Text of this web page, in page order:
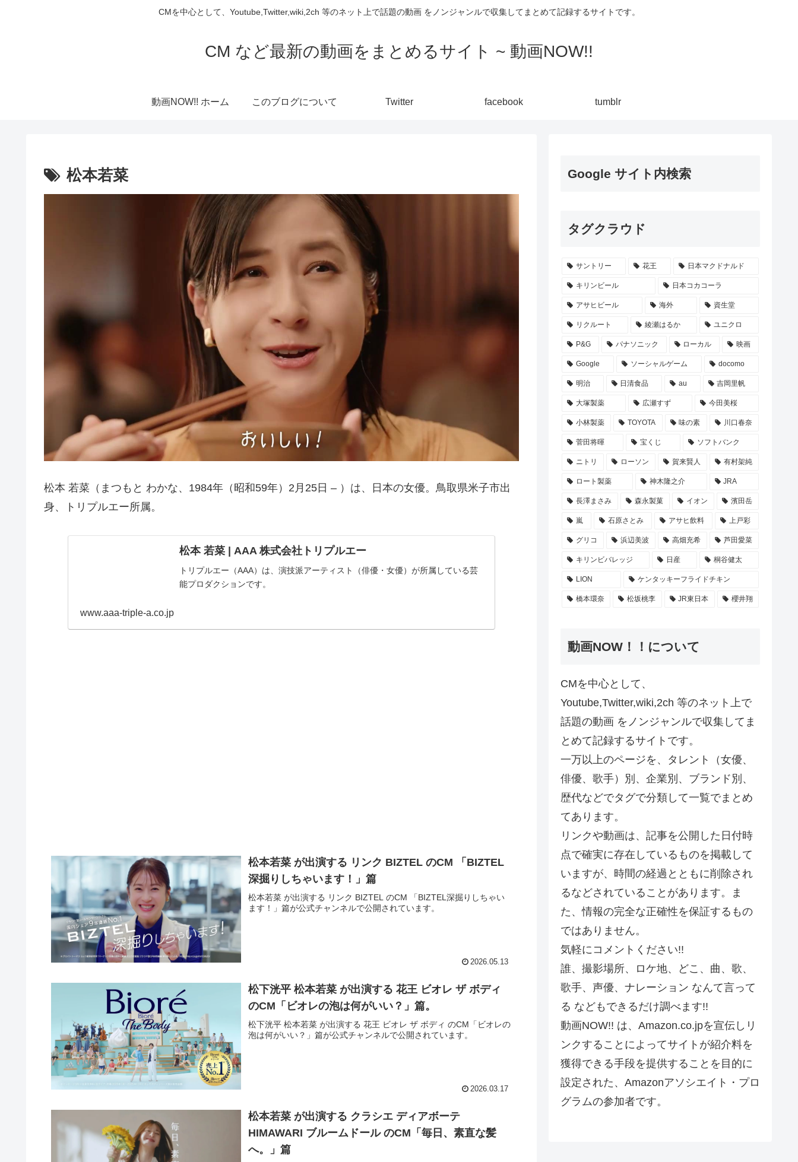
CMを中心として、Youtube,Twitter,wiki,2ch 等のネット上で話題の動画 をノンジャンルで収集してまとめて記録するサイトです。
CM など最新の動画をまとめるサイト ~ 動画NOW!!
動画NOW!! ホーム このブログについて Twitter facebook tumblr
松本若菜
松本 若菜（まつもと わかな、1984年（昭和59年）2月25日 – ）は、日本の女優。鳥取県米子市出
身、トリプルエー所属。
松本 若菜 | AAA 株式会社トリプルエー
トリプルエー（AAA）は、演技派アーティスト（俳優・女優）が所属している芸
能プロダクションです。
www.aaa-triple-a.co.jp
松本若菜 が出演する リンク BIZTEL のCM 「BIZTEL
深掘りしちゃいます！」篇
松本若菜 が出演する リンク BIZTEL のCM 「BIZTEL深掘りしちゃい
ます！」篇が公式チャンネルで公開されています。
2026.05.13
松下洸平 松本若菜 が出演する 花王 ビオレ ザ ボディ
のCM「ビオレの泡は何がいい？」篇。
松下洸平 松本若菜 が出演する 花王 ビオレ ザ ボディ のCM「ビオレの
泡は何がいい？」篇が公式チャンネルで公開されています。
2026.03.17
松本若菜 が出演する クラシエ ディアボーテ
HIMAWARI ブルームドール のCM「毎日、素直な髪
へ。」篇
Google サイト内検索
タグクラウド
サントリー 花王 日本マクドナルド
キリンビール 日本コカコーラ
アサヒビール 海外 資生堂
リクルート 綾瀬はるか ユニクロ
P&G パナソニック ローカル 映画
Google ソーシャルゲーム docomo
明治 日清食品 au 吉岡里帆
大塚製薬 広瀬すず 今田美桜
小林製薬 TOYOTA 味の素 川口春奈
菅田将暉 宝くじ ソフトバンク
ニトリ ローソン 賀来賢人 有村架純
ロート製薬 神木隆之介 JRA
長澤まさみ 森永製菓 イオン 濱田岳
嵐 石原さとみ アサヒ飲料 上戸彩
グリコ 浜辺美波 高畑充希 芦田愛菜
キリンビバレッジ 日産 桐谷健太
LION ケンタッキーフライドチキン
橋本環奈 松坂桃李 JR東日本 櫻井翔
動画NOW！！について
CMを中心として、
Youtube,Twitter,wiki,2ch 等のネット上で
話題の動画 をノンジャンルで収集してま
とめて記録するサイトです。
一万以上のページを、タレント（女優、
俳優、歌手）別、企業別、ブランド別、
歴代などでタグで分類して一覧でまとめ
てあります。
リンクや動画は、記事を公開した日付時
点で確実に存在しているものを掲載して
いますが、時間の経過とともに削除され
るなどされていることがあります。ま
た、情報の完全な正確性を保証するもの
ではありません。
気軽にコメントください!!
誰、撮影場所、ロケ地、どこ、曲、歌、
歌手、声優、ナレーション なんて言って
る などもできるだけ調べます!!
動画NOW!! は、Amazon.co.jpを宣伝しリ
ンクすることによってサイトが紹介料を
獲得できる手段を提供することを目的に
設定された、Amazonアソシエイト・プロ
グラムの参加者です。